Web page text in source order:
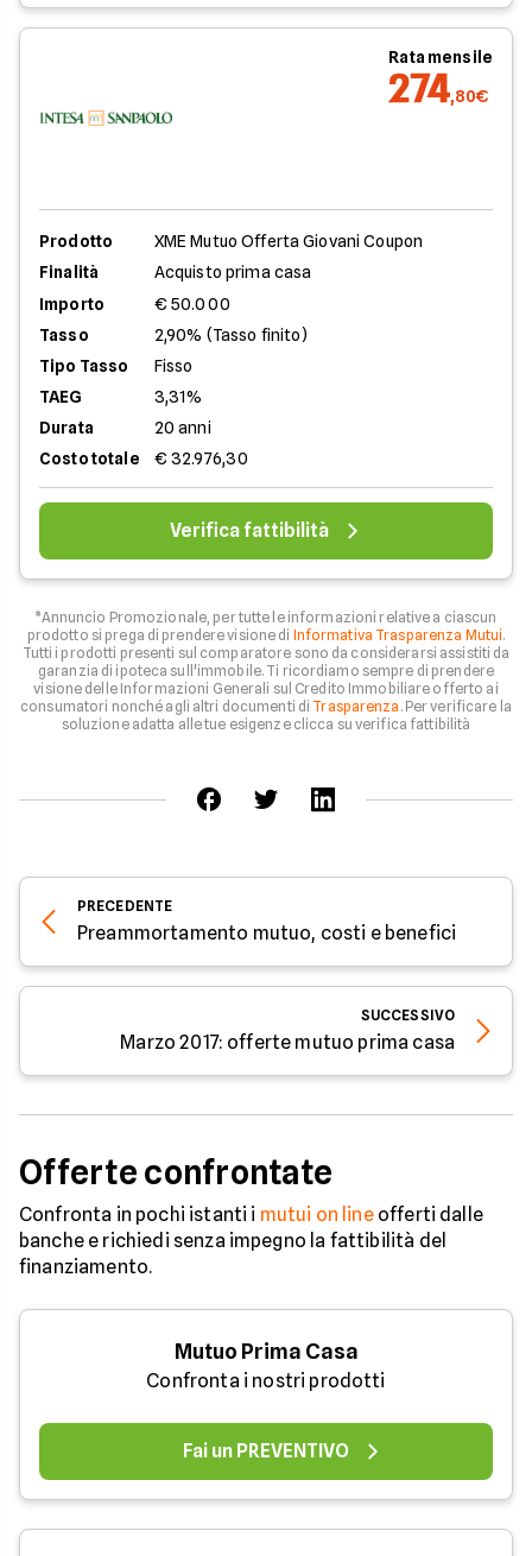
Rata mensile
274,80€
Prodotto
XME Mutuo Offerta Giovani Coupon
Finalità
Acquisto prima casa
Importo
€ 50.000
Tasso
2,90% (Tasso finito)
Tipo Tasso
Fisso
TAEG
3,31%
Durata
20 anni
Costo totale
€ 32.976,30
Verifica fattibilità
*Annuncio Promozionale, per tutte le informazioni relative a ciascun
prodotto si prega di prendere visione di Informativa Trasparenza Mutui.
Tutti i prodotti presenti sul comparatore sono da considerarsi assistiti da
garanzia di ipoteca sull'immobile. Ti ricordiamo sempre di prendere
visione delle Informazioni Generali sul Credito Immobiliare offerto ai
consumatori nonché agli altri documenti di Trasparenza . Per verificare la
soluzione adatta alle tue esigenze clicca su verifica fattibilità
PRECEDENTE
Preammortamento mutuo, costi e benefici
SUCCESSIVO
Marzo 2017: offerte mutuo prima casa
Offerte confrontate
Confronta in pochi istanti i mutui on lineofferti dalle
banche e richiedi senza impegno la fattibilità del
finanziamento.
Mutuo Prima Casa
Confronta i nostri prodotti
Fai un PREVENTIVO